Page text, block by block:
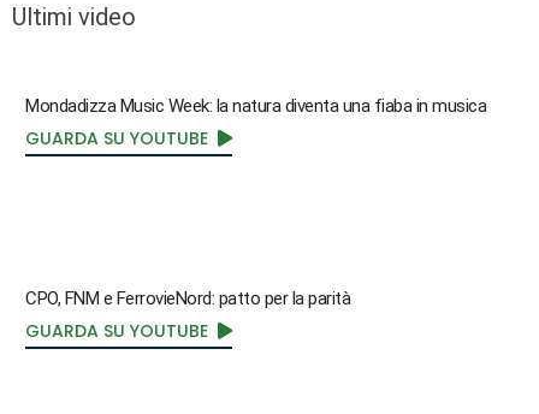
Ultimi video
Mondadizza Music Week: la natura diventa una fiaba in musica
GUARDA SU YOUTUBE
CPO, FNM e FerrovieNord: patto per la parità
GUARDA SU YOUTUBE